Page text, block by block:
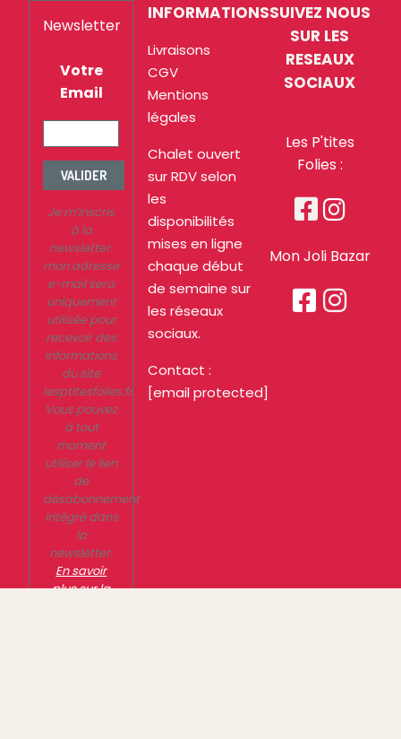
Newsletter
Votre
Email
VALIDER
Je m’inscris
à la
newsletter.
mon adresse
e-mail sera
uniquement
utilisée pour
recevoir des
informations
du site
lesptitesfolies.fr.
Vous pouvez
à tout
moment
utiliser le lien
de
désabonnement
intégré dans
la
newsletter.
En savoir
plus sur la
INFORMATIONS
Livraisons
CGV
Mentions
légales
Chalet ouvert
sur RDV selon
les
disponibilités
mises en ligne
chaque début
de semaine sur
les réseaux
sociaux.
Contact :
[email protected]
SUIVEZ NOUS
SUR LES
RESEAUX
SOCIAUX
Les P'tites
Folies :
 
Mon Joli Bazar
 